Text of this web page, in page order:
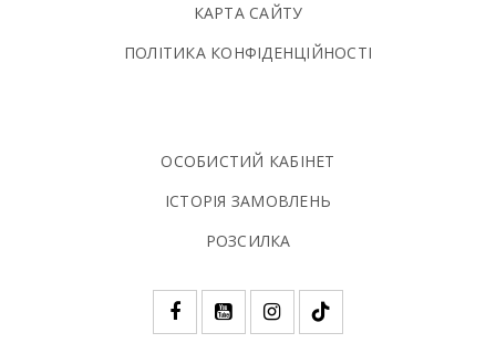
КАРТА САЙТУ
ПОЛIТИКА КОНФIДЕНЦIЙНОСТI
ОСОБИСТИЙ КАБІНЕТ
ІСТОРІЯ ЗАМОВЛЕНЬ
РОЗСИЛКА